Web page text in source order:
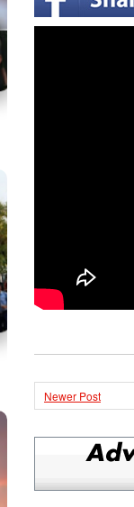
Newer Post